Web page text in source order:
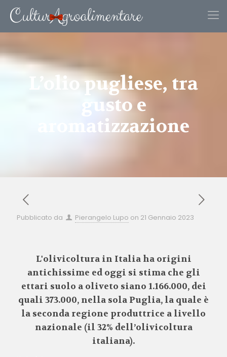
L’olio pugliese, tra
gusto e
aromatizzazione
Pubblicato da Pierangelo Lupo on 21 Gennaio 2023
L'olivicoltura in Italia ha origini
antichissime ed oggi si stima che gli
ettari suolo a oliveto siano 1.166.000, dei
quali 373.000, nella sola Puglia, la quale è
la seconda regione produttrice a livello
nazionale (il 32% dell’olivicoltura
italiana).